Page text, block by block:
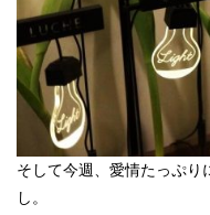
そして今週、愛情たっぷ
し。